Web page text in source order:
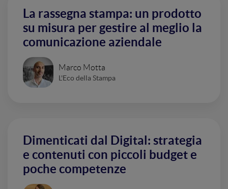
La rassegna stampa: un prodotto
su misura per gestire al meglio la
comunicazione aziendale
Marco Motta
L'Eco della Stampa
Dimenticati dal Digital: strategia
e contenuti con piccoli budget e
poche competenze